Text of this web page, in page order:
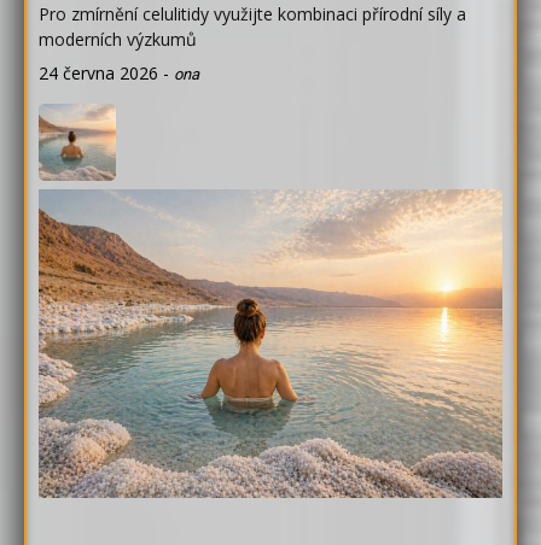
Pro zmírnění celulitidy využijte kombinaci přírodní síly a
moderních výzkumů
24 června 2026 - ona